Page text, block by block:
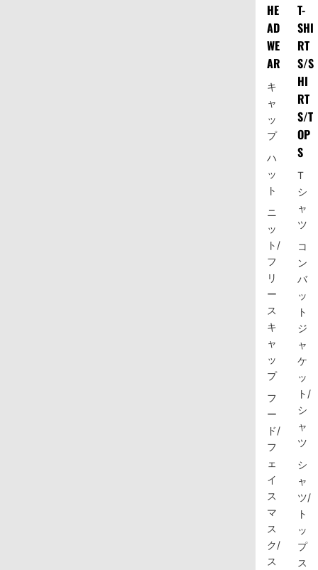
HE
AD
WE
AR
キ
ャ
ッ
プ
ハ
ッ
ト
ニ
ッ
ト/
フ
リ
ー
ス
キ
ャ
ッ
プ
フ
ー
ド/
フ
ェ
イ
ス
マ
ス
ク/
ス
T-
SHI
RT
S/S
HI
RT
S/T
OP
S
T
シ
ャ
ツ
コ
ン
バ
ッ
ト
ジ
ャ
ケ
ッ
ト/
シ
ャ
ツ
シ
ャ
ツ/
ト
ッ
プ
ス